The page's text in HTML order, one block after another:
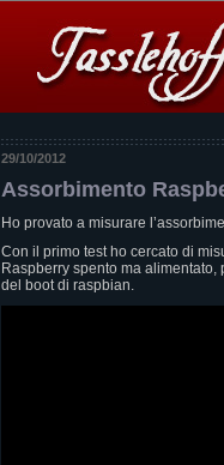
29/10/2012
Assorbimento
Ho provato a misurare
Con il primo test ho cercato di
Raspberry spento ma
del boot di raspbian.